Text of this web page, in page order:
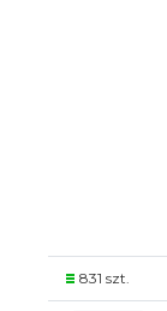
831 szt.